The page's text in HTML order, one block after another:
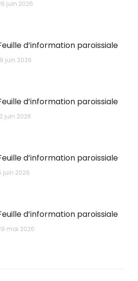
juin 2026
d’information paroissiale
juin 2026
d’information paroissiale
juin 2026
d’information paroissiale
juin 2026
d’information paroissiale
mai 2026